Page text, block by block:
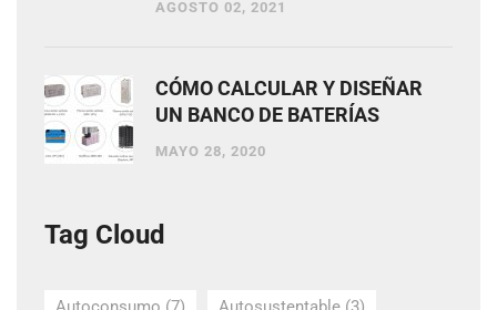
AGOSTO 02, 2021
CÓMO CALCULAR Y DISEÑAR
UN BANCO DE BATERÍAS
MAYO 28, 2020
Tag Cloud